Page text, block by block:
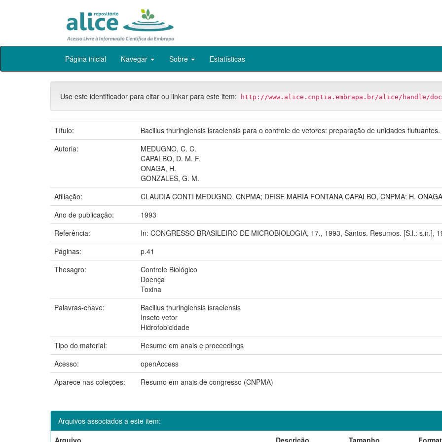
Skip
Página inicial Navegar Sobre Estatísticas
Use este identificador para citar ou linkar para este item: http://www.alice.cnptia.embrapa.br/alice/handle/
Título:
Bacillus thuringiensis israelensis para o controle de vetores: preparação de unidades flutuantes.
Autoria:
MEDUGNO, C. C.
CAPALBO, D. M. F.
ONAGA, H.
GONZALES, G. M.
Afiliação:
CLAUDIA CONTI MEDUGNO, CNPMA; DEISE MARIA FONTANA CAPALBO, CNPMA; H.
Ano de publicação:
1993
Referência:
In: CONGRESSO BRASILEIRO DE MICROBIOLOGIA, 17., 1993, Santos. Resumos. [S.l.: s.n.],
Páginas:
p.41
Thesagro:
Controle Biológico
Doença
Toxina
Palavras-chave:
Bacillus thuringiensis israelensis
Inseto vetor
Hidrofobicidade
Tipo do material:
Resumo em anais e proceedings
Acesso:
openAccess
Aparece nas coleções:
Resumo em anais de congresso (CNPMA)
Arquivos associados a este item:
Arquivo
Descrição Tamanho